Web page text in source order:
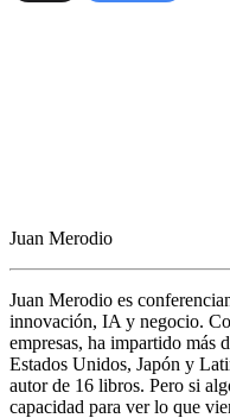
Juan Merodio
Juan Merodio es
innovación, IA y negocio.
empresas, ha impartido más
Estados Unidos, Japón y
autor de 16 libros. Pero si
capacidad para ver lo que